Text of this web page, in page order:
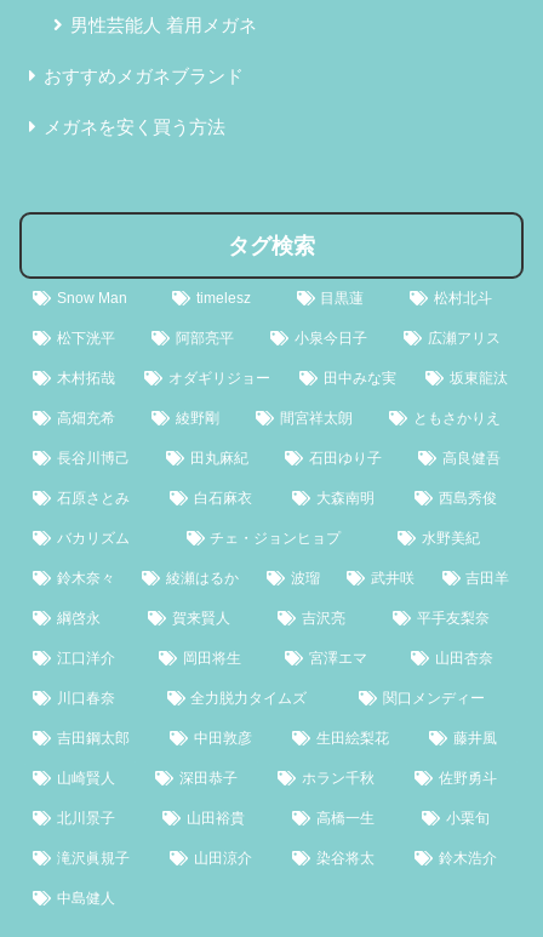
男性芸能人 着用メガネ
おすすめメガネブランド
メガネを安く買う方法
タグ検索
Snow Man timelesz 目黒蓮 松村北斗
松下洸平 阿部亮平 小泉今日子 広瀬アリス
木村拓哉 オダギリジョー 田中みな実 坂東龍汰
高畑充希 綾野剛 間宮祥太朗 ともさかりえ
長谷川博己 田丸麻紀 石田ゆり子 高良健吾
石原さとみ 白石麻衣 大森南明 西島秀俊
バカリズム チェ・ジョンヒョプ 水野美紀
鈴木奈々 綾瀬はるか 波瑠 武井咲 吉田羊
綱啓永 賀来賢人 吉沢亮 平手友梨奈
江口洋介 岡田将生 宮澤エマ 山田杏奈
川口春奈 全力脱力タイムズ 関口メンディー
吉田鋼太郎 中田敦彦 生田絵梨花 藤井風
山崎賢人 深田恭子 ホラン千秋 佐野勇斗
北川景子 山田裕貴 高橋一生 小栗旬
滝沢眞規子 山田涼介 染谷将太 鈴木浩介
中島健人